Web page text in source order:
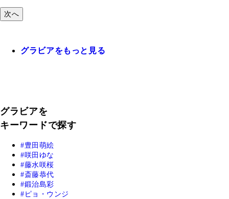
次へ
グラビアをもっと見る
グラビアを
キーワードで探す
豊田萌絵
咲田ゆな
藤水咲桜
斎藤恭代
鍛治島彩
ピョ・ウンジ